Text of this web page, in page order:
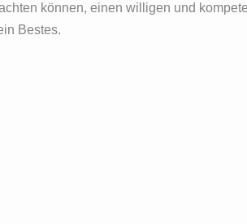
können, einen willigen und
Bestes.